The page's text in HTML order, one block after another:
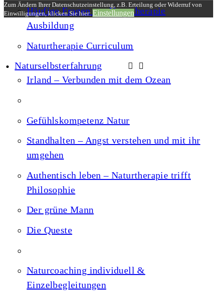
Häufige Fragen zur Naturtherapie
Ausbildung
Naturtherapie Curriculum
Naturselbsterfahrung
Irland – Verbunden mit dem Ozean
Gefühlskompetenz Natur
Standhalten – Angst verstehen und mit ihr
umgehen
Authentisch leben – Naturtherapie trifft
Philosophie
Der grüne Mann
Die Queste
Naturcoaching individuell &
Einzelbegleitungen
Zum Ändern Ihrer Datenschutzeinstellung, z.B. Erteilung oder Widerruf von
Einwilligungen, klicken Sie hier:Einstellungen